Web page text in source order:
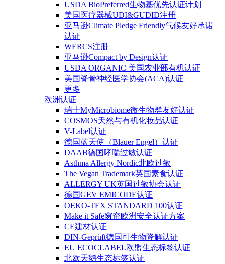
USDA BioPreferred生物基优先认证计划
美国医疗器械UDI&GUDID注册
亚马逊Climate Pledge Friendly气候友好承诺
认证
WERCS注册
亚马逊Compact by Design认证
USDA ORGANIC 美国农业部有机认证
美国脊骨神经医学协会(ACA)认证
更多
欧洲认证
瑞士MyMicrobiome微生物群友好认证
COSMOS天然与有机化妆品认证
V-Label认证
德国蓝天使（Blauer Engel）认证
DAAB德国哮喘过敏认证
Asthma Allergy Nordic北欧过敏
The Vegan Trademark英国素食认证
ALLERGY UK英国过敏协会认证
德国GEV EMICODE认证
OEKO-TEX STANDARD 100认证
Make it Safe窗帘欧洲安全认证方案
CE建材认证
DIN-Geprüft德国可生物降解认证
EU ECOCLABEL欧盟生态标签认证
北欧天鹅生态标签认证